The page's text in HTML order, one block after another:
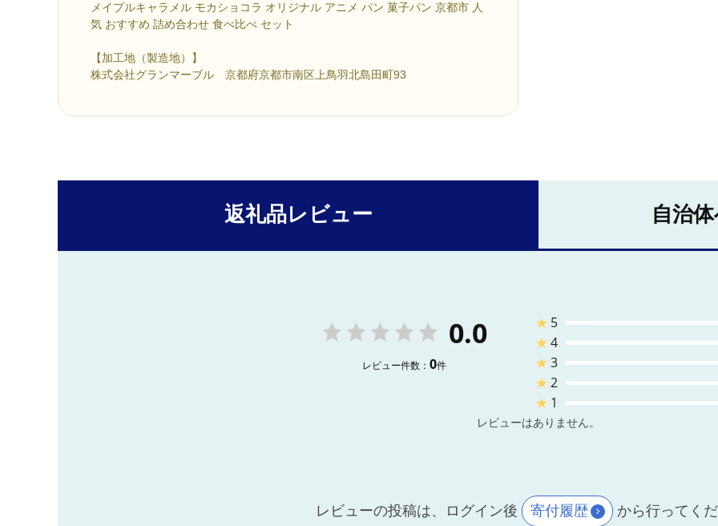
メイプルキャラメル モカショコラ オリジナル アニメ パン 菓子パン 京都市 人
気 おすすめ 詰め合わせ 食べ比べ セット
【加工地（製造地）】
株式会社グランマーブル 京都府京都市南区上鳥羽北島田町93
返礼品レビュー 自治
0.0
レビュー件数： 0件
★ 5
★4
★3
★2
★ 1
レビューはありません。
レビューの投稿は、ログイン後 寄付履歴 から行ってくだ